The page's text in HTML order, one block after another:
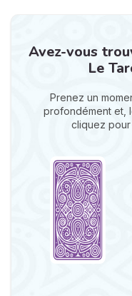
Avez-vous
Le
Prenez un
profondément et,
cliquez